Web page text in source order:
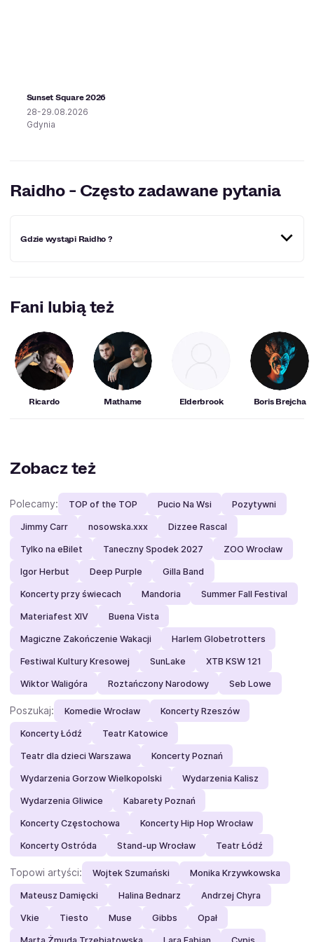
Sunset Square 2026
28-29.08.2026
Gdynia
Raidho - Często zadawane pytania
Gdzie wystąpi Raidho ?
najbliższym czasie:
Fani lubią też
Ricardo Mathame Elderbrook Boris Brejcha
Zobacz też
Polecamy: TOP of the TOP Pucio Na Wsi Pozytywni
Jimmy Carr nosowska.xxx Dizzee Rascal
Tylko na eBilet Taneczny Spodek 2027 ZOO Wrocław
Igor Herbut Deep Purple Gilla Band
Koncerty przy świecach Mandoria Summer Fall Festival
Materiafest XIV Buena Vista
Magiczne Zakończenie Wakacji Harlem Globetrotters
Festiwal Kultury Kresowej SunLake XTB KSW 121
Wiktor Waligóra Roztańczony Narodowy Seb Lowe
Poszukaj: Komedie Wrocław Koncerty Rzeszów
Koncerty Łódź Teatr Katowice
Teatr dla dzieci Warszawa Koncerty Poznań
Wydarzenia Gorzow Wielkopolski Wydarzenia Kalisz
Wydarzenia Gliwice Kabarety Poznań
Koncerty Częstochowa Koncerty Hip Hop Wrocław
Koncerty Ostróda Stand-up Wrocław Teatr Łódź
Topowi artyści: Wojtek Szumański Monika Krzywkowska
Mateusz Damięcki Halina Bednarz Andrzej Chyra
Vkie Tiesto Muse Gibbs Opał